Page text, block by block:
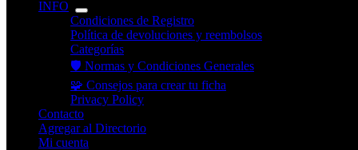
INFO
Condiciones de Registro
Política de devoluciones y reembolsos
Categorías
🛡️ Normas y Condiciones Generales
🧩 Consejos para crear tu ficha
Privacy Policy
Contacto
Agregar al Directorio
Mi cuenta